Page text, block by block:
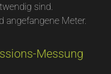
sind.
angefangene Meter.
Messung